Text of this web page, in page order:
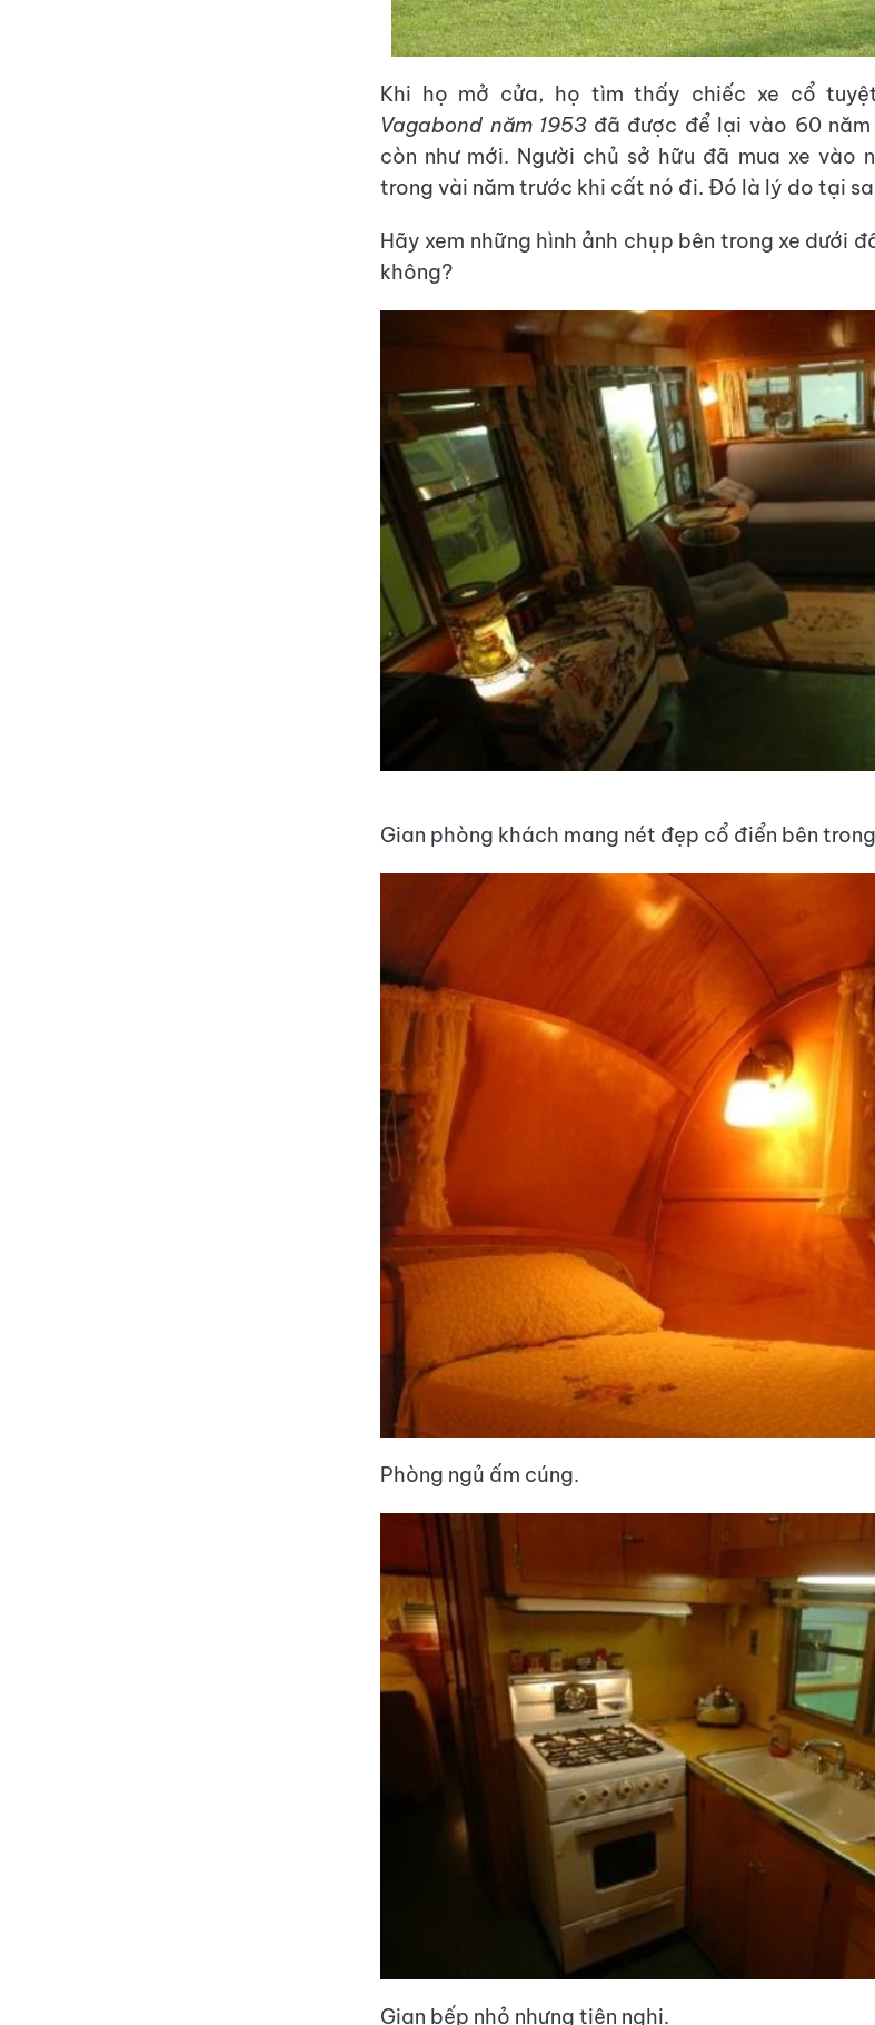
Khi họ mở cửa, họ tìm thấy chiếc xe cổ
Vagabond năm 1953 đã được để lại vào 60
còn như mới. Người chủ sở hữu đã mua xe vào
trong vài năm trước khi cất nó đi. Đó là lý do tại
Hãy xem những hình ảnh chụp bên trong xe dưới
không?
Gian phòng khách mang nét đẹp cổ điển bên
Phòng ngủ ấm cúng.
Gian bếp nhỏ nhưng tiện nghi.